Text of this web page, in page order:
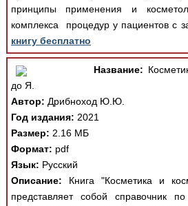
принципы применения и
комплекса процедур у пациентов с
книгу бесплатно
Название:
до Я.
Автор: Дрибноход Ю.Ю.
Год издания: 2021
Размер: 2.16 МБ
Формат: pdf
Язык: Русский
Описание: Книга "Косметика и
представляет собой справочник